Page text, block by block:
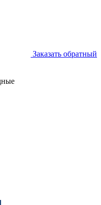
Заказать обратный